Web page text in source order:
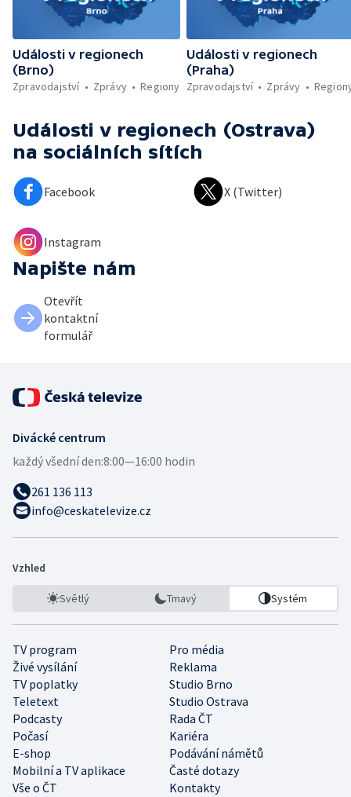
Události v regionech
(Brno)
Zpravodajství
Zprávy Regiony
Události v regionech
(Praha)
Zpravodajství
Zprávy
Události v regionech (Ostrava)
na sociálních sítích
Facebook X (Twitter)
Instagram
Napište nám
Otevřít
kontaktní
formulář
Divácké centrum
každý všední den:8:00—16:00 hodin
261 136 113
info@ceskatelevize.cz
Vzhled
Světlý Tmavý Systém
TV program
Pro média
Živé vysílání
Reklama
TV poplatky
Studio Brno
Teletext
Studio Ostrava
Podcasty
Rada ČT
Počasí
Kariéra
E-shop
Podávání námětů
Mobilní a TV aplikace
Časté dotazy
Vše o ČT
Kontakty